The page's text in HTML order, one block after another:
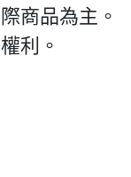
商品為主。
利。